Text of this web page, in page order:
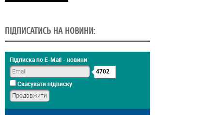
ПІДПИСАТИСЬ НА НОВИНИ:
Підписка по E-Mail - новини
4702
Скасувати підписку